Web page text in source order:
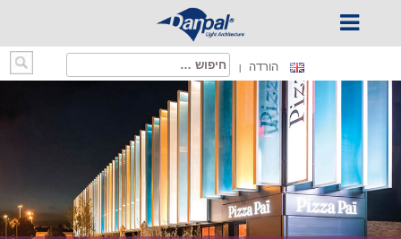
content
חיפוש: הורדה